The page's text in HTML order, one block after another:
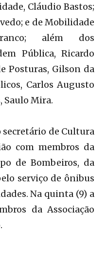
Cláudio Bastos;
e de Mobilidade
além dos
Pública, Ricardo
Posturas, Gilson da
Carlos Augusto
Saulo Mira.
de Cultura
com membros da
de Bombeiros, da
serviço de ônibus
Na quinta (9) a
da Associação